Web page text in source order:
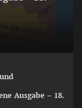
Ausgabe – 18.